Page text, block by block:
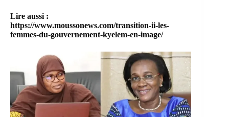
Lire aussi :
https://www.moussonews.com/transition-ii-les-
femmes-du-gouvernement-kyelem-en-image/